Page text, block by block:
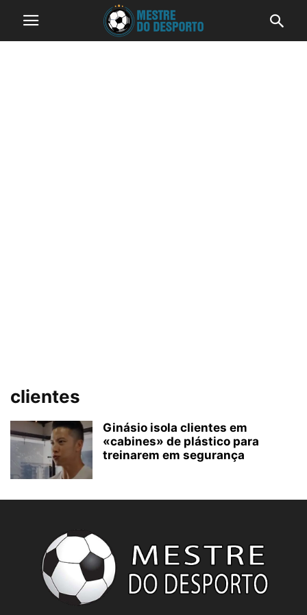
clientes
Ginásio isola clientes em
«cabines» de plástico para
treinarem em segurança